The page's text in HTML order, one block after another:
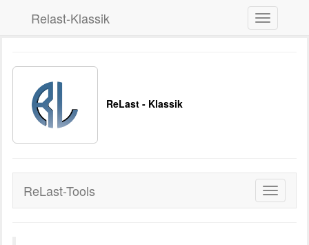
ReLast - Klassik
Toggle
ReLast-Tools
Toggle
navigation
Relast-Klassik